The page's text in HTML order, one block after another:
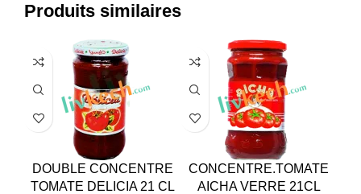
Produits similaires
DOUBLE CONCENTRE
TOMATE DELICIA 21 CL
CONCENTRE.TOMATE
AICHA VERRE 21CL